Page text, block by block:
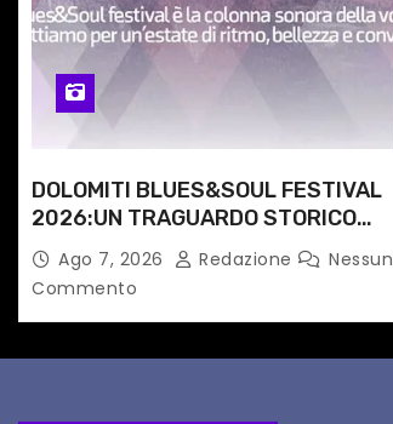
r
t
c
o
l
i
DOLOMITI BLUES&SOUL FESTIVAL
2026:UN TRAGUARDO STORICO
PER LA 25ª EDIZIONE TRA LE CIME
PATRIMONIO UNESCO
Ago 7, 2026 Redazione
Nessun
Commento